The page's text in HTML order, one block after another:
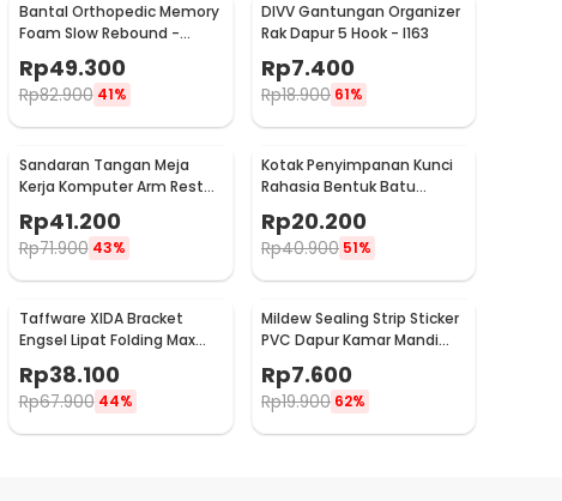
Bantal Orthopedic Memory
Foam Slow Rebound -
Rp49.300
Rp82.900 41%
DIVV Gantungan Organizer
Rak Dapur 5 Hook - I163
Rp7.400
Rp18.900 61%
Sandaran Tangan Meja
Kerja Komputer Arm Rest
Rp41.200
Rp71.900 43%
Kotak Penyimpanan Kunci
Rahasia Bentuk Batu
Rp20.200
Rp40.900 51%
Taffware XIDA Bracket
Engsel Lipat Folding Max
Load 65kg 14 Inch 2 PCS -
JM007
Rp38.100
Rp67.900 44%
Mildew Sealing Strip Sticker
PVC Dapur Kamar Mandi
3.7cmx3.2M
Rp7.600
Rp19.900 62%